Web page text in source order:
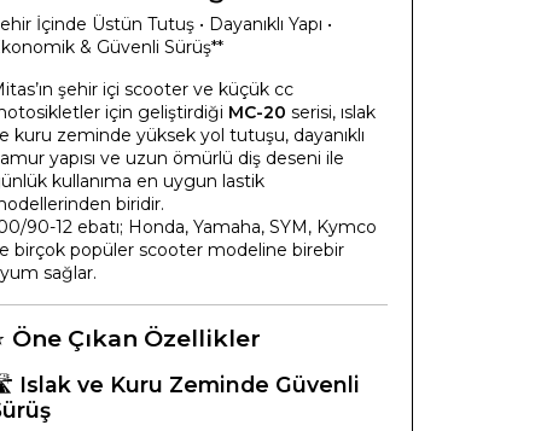
İçinde Üstün Tutuş • Dayanıklı Yapı •
& Güvenli Sürüş**
şehir içi scooter ve küçük cc
için geliştirdiği MC-20 serisi, ıslak
kuru zeminde yüksek yol tutuşu, dayanıklı
yapısı ve uzun ömürlü diş deseni ile
kullanıma en uygun lastik
biridir.
90-12 ebatı; Honda, Yamaha, SYM, Kymco
birçok popüler scooter modeline birebir
sağlar.
Öne Çıkan Özellikler
Islak ve Kuru Zeminde Güvenli